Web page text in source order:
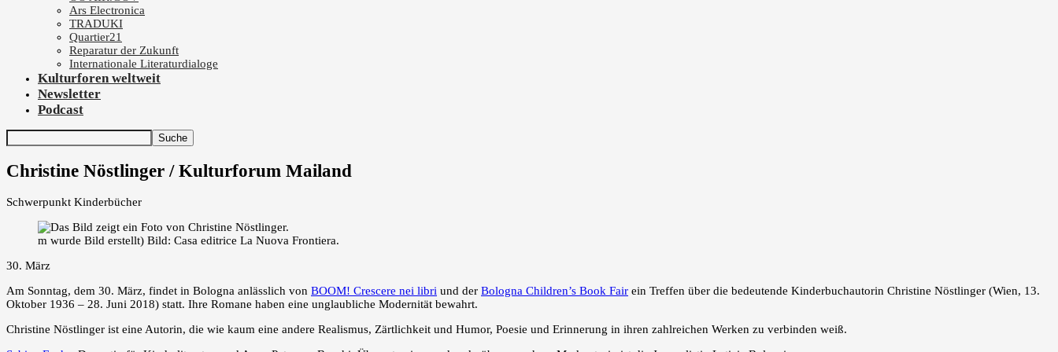
Ars Electronica
TRADUKI
Quartier21
Reparatur der Zukunft
Internationale Literaturdialoge
Kulturforen weltweit
Newsletter
Podcast
Christine Nöstlinger / Kulturforum Mailand
Schwerpunkt Kinderbücher
m wurde Bild erstellt) Bild: Casa editrice La Nuova Frontiera.
30. März
Am Sonntag, dem 30. März, findet in Bologna anlässlich von BOOM! Crescere nei libri und der Bologna Children’s Book Fair ein Treffen über die bedeutende Kinderbuchautorin Christine Nöstlinger (Wien, 13.
Oktober 1936 – 28. Juni 2018) statt. Ihre Romane haben eine unglaubliche Modernität bewahrt.
Christine Nöstlinger ist eine Autorin, die wie kaum eine andere Realismus, Zärtlichkeit und Humor, Poesie und Erinnerung in ihren zahlreichen Werken zu verbinden weiß.